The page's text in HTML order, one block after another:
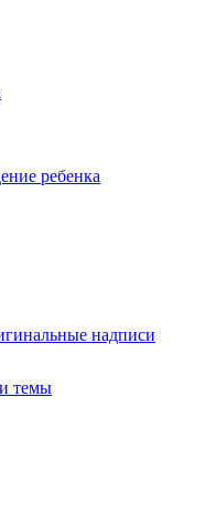
ребенка
надписи
темы